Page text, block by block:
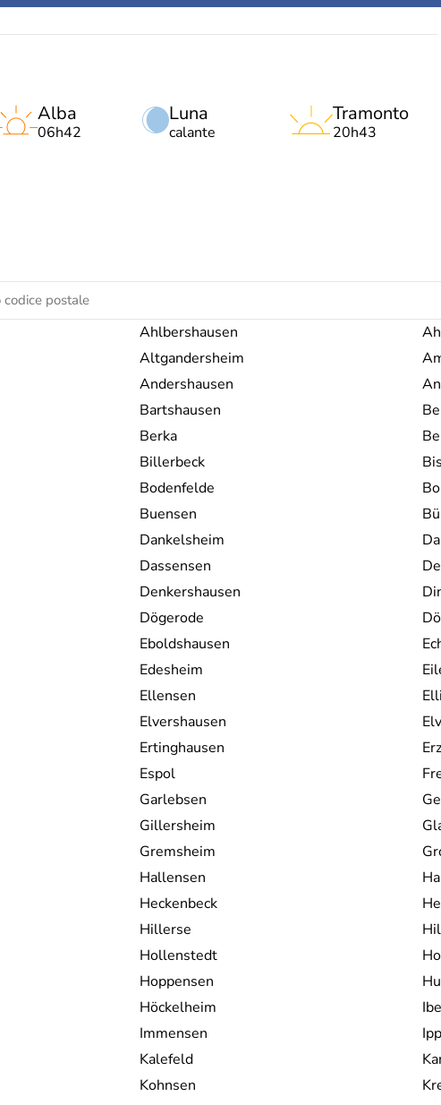
Luna
calante
Alba
06h42
Tramonto
20h43
Ahlbershausen
Altgandersheim
Andershausen
Bartshausen
Berka
Billerbeck
Bodenfelde
Buensen
Dankelsheim
Dassensen
Denkershausen
Dögerode
Eboldshausen
Edesheim
Ellensen
Elvershausen
Ertinghausen
Espol
Garlebsen
Gillersheim
Gremsheim
Hallensen
Heckenbeck
Hillerse
Hollenstedt
Hoppensen
Höckelheim
Immensen
Kalefeld
Kohnsen